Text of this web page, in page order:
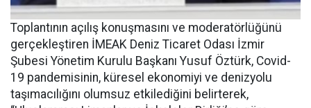
Toplantının açılış konuşmasını ve moderatörlüğünü
gerçekleştiren İMEAK Deniz Ticaret Odası İzmir
Şubesi Yönetim Kurulu Başkanı Yusuf Öztürk, Covid-
19 pandemisinin, küresel ekonomiyi ve denizyolu
taşımacılığını olumsuz etkilediğini belirterek,